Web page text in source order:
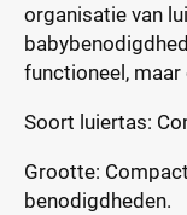
organisatie van
functioneel,
Soort luiertas:
Grootte:
benodigdheden.